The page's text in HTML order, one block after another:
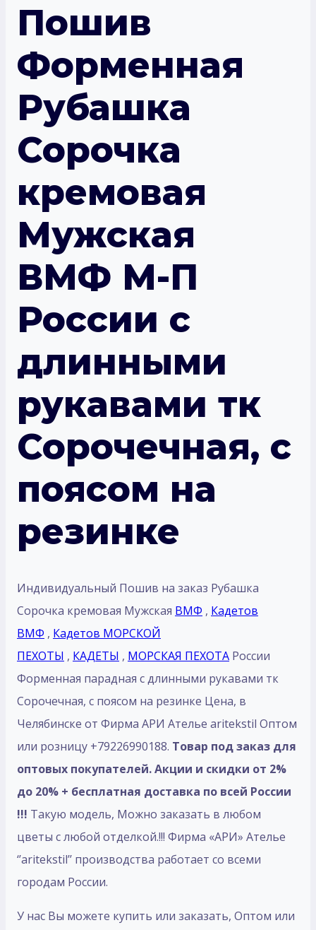
Пошив
Форменная
Рубашка
Сорочка
кремовая
Мужская
ВМФ М-П
России с
длинными
рукавами тк
Сорочечная, с
поясом на
резинке
Индивидуальный Пошив на заказ Рубашка
Сорочка кремовая Мужская ВМФ , Кадетов
ВМФ , Кадетов МОРСКОЙ
ПЕХОТЫ , КАДЕТЫ , МОРСКАЯ ПЕХОТА России
Форменная парадная с длинными рукавами тк
Сорочечная, с поясом на резинке Цена, в
Челябинске от Фирма АРИ Ателье aritekstil Оптом
или розницу +79226990188. Товар под заказ для
оптовых покупателей. Акции и скидки от 2%
до 20% + бесплатная доставка по всей России
!!! Такую модель, Mожно заказать в любом
цветы с любой отделкой.!!! Фирма «АРИ» Ателье
‘’aritekstil’’ производства работает со всеми
городам России.
У нас Вы можете купить или заказать, Оптом или